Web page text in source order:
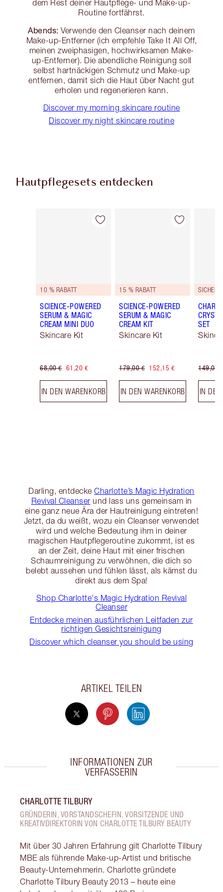
dem Rest deiner Hautpflege- und Make-up-
Routine fortfährst.
Abends: Verwende den Cleanser nach deinem
Make-up-Entferner (ich empfehle Take It All Off,
meinen zweiphasigen, hochwirksamen Make-
up-Entferner). Die abendliche Reinigung soll
selbst hartnäckigen Schmutz und Make-up
entfernen, damit sich die Haut über Nacht gut
erholen und regenerieren kann.
Discover my morning skincare routine
Discover my night skincare routine
Hautpflegesets entdecken
Artikel 1 von 48
10 % RABATT
SCIENCE-POWERED
SERUM & MAGIC
CREAM MINI DUO
Skincare Kit
68,00 € 61,20 €
IN DEN WARENKORB
Artikel 2 von 48
15 % RABATT
SCIENCE-POWERED
SERUM & MAGIC
CREAM KIT
Skincare Kit
179,00 € 152,15 €
IN DEN WARENKORB
SET
149,00
IN
Darling, entdeckeCharlotte’s Magic Hydration
Revival Cleanser und lass uns gemeinsam in
eine ganz neue Ära der Hautreinigung eintreten!
Jetzt, da du weißt, wozu ein Cleanser verwendet
wird und welche Bedeutung ihm in deiner
magischen Hautpflegeroutine zukommt, ist es
an der Zeit, deine Haut mit einer frischen
Schaumreinigung zu verwöhnen, die dich so
belebt aussehen und fühlen lässt, als kämst du
direkt aus dem Spa!
Shop Charlotte's Magic Hydration Revival
Cleanser
Entdecke meinen ausführlichen Leitfaden zur
richtigen Gesichtsreinigung
Discover which cleanser you should be using
ARTIKEL TEILEN
INFORMATIONEN ZUR
VERFASSERIN
CHARLOTTE TILBURY
GRÜNDERIN, VORSTANDSCHEFIN, VORSITZENDE UND
KREATIVDIREKTORIN VON CHARLOTTE TILBURY BEAUTY
Mit über 30 Jahren Erfahrung gilt Charlotte Tilbury
MBE als führende Make-up-Artist und britische
Beauty-Unternehmerin. Charlotte gründete
Charlotte Tilbury Beauty 2013 – heute eine